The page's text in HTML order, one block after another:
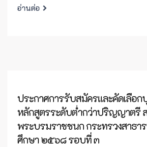
อ่านต่อ
ประกาศการรับสมัครและคัดเลือก
หลักสูตรระดับต่ำกว่าปริญญาตรี
พระบรมราชชนก กระทรวงสาธา
ศึกษา ๒๕๖๘ รอบที่ ๓